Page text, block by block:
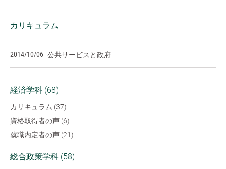
カリキュラム
2014/10/06 公共サービスと政府
経済学科 (68)
カリキュラム (37)
資格取得者の声 (6)
就職内定者の声 (21)
総合政策学科 (58)